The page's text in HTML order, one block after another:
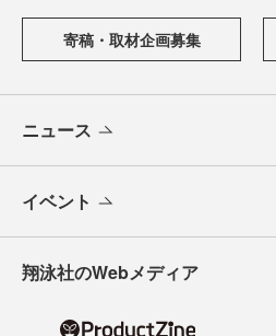
寄稿・取材企画募集
ニュース
イベント
翔泳社のWebメディア